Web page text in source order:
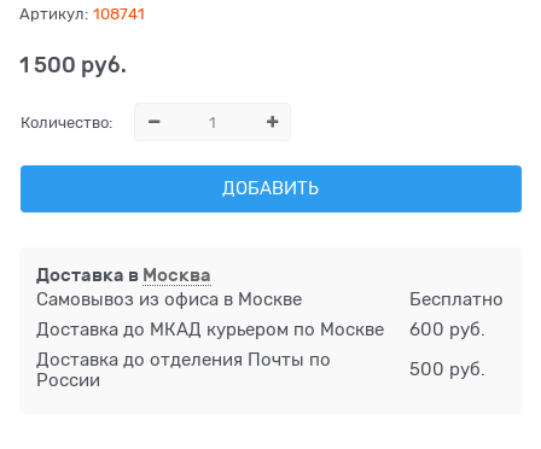
Артикул: 108741
1 500 руб.
Количество:
ДОБАВИТЬ
Доставка в Москва
Самовывоз из офиса в Москве
Бесплатно
Доставка до МКАД курьером по Москве
600 руб.
Доставка до отделения Почты по
России
500 руб.